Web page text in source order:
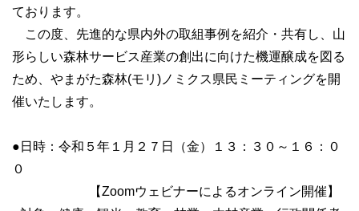
ております。
この度、先進的な県内外の取組事例を紹介・共有し、山
形らしい森林サービス産業の創出に向けた機運醸成を図る
ため、やまがた森林(モリ)ノミクス県民ミーティングを開
催いたします。
●日時：令和５年１月２７日（金）１３：３０～１６：０
０
【Zoomウェビナーによるオンライン開催】